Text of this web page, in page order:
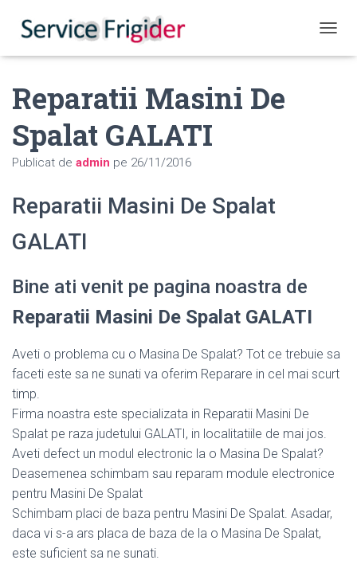
Reparatii Masini De
Spalat GALATI
Publicat de admin pe 26/11/2016
Reparatii Masini De Spalat
GALATI
Bine ati venit pe pagina noastra de
Reparatii Masini De Spalat GALATI
Aveti o problema cu o Masina De Spalat? Tot ce trebuie sa
faceti este sa ne sunati va oferim Reparare in cel mai scurt
timp.
Firma noastra este specializata in Reparatii Masini De
Spalat pe raza judetului GALATI, in localitatiile de mai jos.
Aveti defect un modul electronic la o Masina De Spalat?
Deasemenea schimbam sau reparam module electronice
pentru Masini De Spalat
Schimbam placi de baza pentru Masini De Spalat. Asadar,
daca vi s-a ars placa de baza de la o Masina De Spalat,
este suficient sa ne sunati.